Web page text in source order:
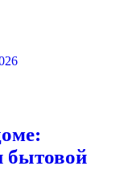
бытовой